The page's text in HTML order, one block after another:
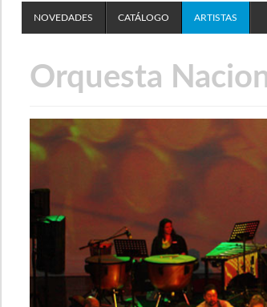
NOVEDADES CATÁLOGO ARTISTAS
Orquesta